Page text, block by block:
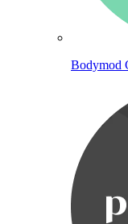
Bodymod